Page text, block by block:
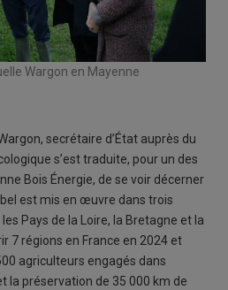
Wargon en Mayenne
secrétaire d’État auprès du
s’est traduite, pour un des
Bois Énergie, de se voir décerner
est mis en œuvre dans trois
Pays de la Loire, la Bretagne et la
7 régions en France en 2024 et
agriculteurs engagés dans
la préservation de 35 000 km de